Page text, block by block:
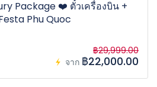
Package ❤️ ตั๋วเครื่องบิน +
Phu Quoc
จาก
฿29,999.00
฿22,000.00